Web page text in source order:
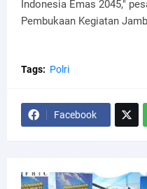
Indonesia Emas 2045,"
Pembukaan Kegiatan
Tags: Polri
Facebook